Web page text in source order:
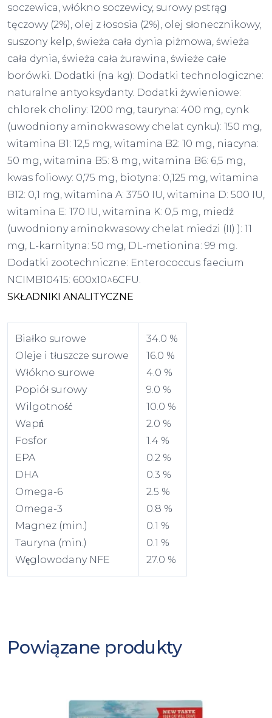
soczewica, włókno soczewicy, surowy pstrąg
tęczowy (2%), olej z łososia (2%), olej słonecznikowy,
suszony kelp, świeża cała dynia piżmowa, świeża
cała dynia, świeża cała żurawina, świeże całe
borówki. Dodatki (na kg): Dodatki technologiczne:
naturalne antyoksydanty. Dodatki żywieniowe:
chlorek choliny: 1200 mg, tauryna: 400 mg, cynk
(uwodniony aminokwasowy chelat cynku): 150 mg,
witamina B1: 12,5 mg, witamina B2: 10 mg, niacyna:
50 mg, witamina B5: 8 mg, witamina B6: 6,5 mg,
kwas foliowy: 0,75 mg, biotyna: 0,125 mg, witamina
B12: 0,1 mg, witamina A: 3750 IU, witamina D: 500 IU,
witamina E: 170 IU, witamina K: 0,5 mg, miedź
(uwodniony aminokwasowy chelat miedzi (II) ): 11
mg, L-karnityna: 50 mg, DL-metionina: 99 mg.
Dodatki zootechniczne: Enterococcus faecium
NCIMB10415: 600x10^6CFU.
SKŁADNIKI ANALITYCZNE
Białko surowe
Oleje i tłuszcze surowe
Włókno surowe
Popiół surowy
Wilgotność
Wapń
Fosfor
EPA
DHA
Omega-6
Omega-3
Magnez (min.)
Tauryna (min.)
Węglowodany NFE
34.0 %
16.0 %
4.0 %
9.0 %
10.0 %
2.0 %
1.4 %
0.2 %
0.3 %
2.5 %
0.8 %
0.1 %
0.1 %
27.0 %
Powiązane produkty